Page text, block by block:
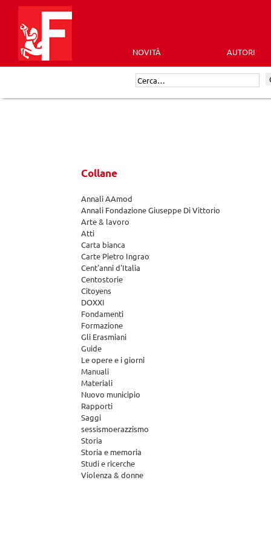
content
Futura
Editrice
NOVITÀ AUTORI
Cerca:
Collane
Annali AAmod
Annali Fondazione Giuseppe Di Vittorio
Arte & lavoro
Atti
Carta bianca
Carte Pietro Ingrao
Cent'anni d'Italia
Centostorie
Citoyens
DOXXI
Fondamenti
Formazione
Gli Erasmiani
Guide
Le opere e i giorni
Manuali
Materiali
Nuovo municipio
Rapporti
Saggi
sessismoerazzismo
Storia
Storia e memoria
Studi e ricerche
Violenza & donne